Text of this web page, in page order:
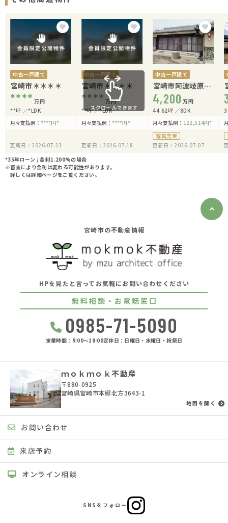
中古一戸建て
宮崎市＊＊＊＊
**** 万円
**坪
*LDK
月々支払例： ****円*
更新日：2026.07.23
中古一戸建て
宮崎市＊＊＊＊
**** 万円
**坪
*LDK
月々支払例： ****円*
更新日：2026.07.18
中古一戸建て
宮崎市阿波岐原町
江田原
4,200 万円
44.62坪
8DK
月々支払例： 122,514円*
写真充実
更新日：2026.07.07
スクロールできます
*35年ローン / 金利1.200%の場合
※審査により金利は変わる可能性があります。
詳しくは詳細ページをご覧ください。
宮崎市の不動産情報
HPを見たと言ってお気軽にお問い合わせください
無料相談・お電話窓口
0985-71-5090
営業時間：9:00〜18:00定休日：日曜日・水曜日・祝祭日
ｍｏｋｍｏｋ不動産
〒880-0925
宮崎県宮崎市本郷北方3643-1
地図を開く
お問い合わせ
来店予約
オンライン相談
SNSをフォロー